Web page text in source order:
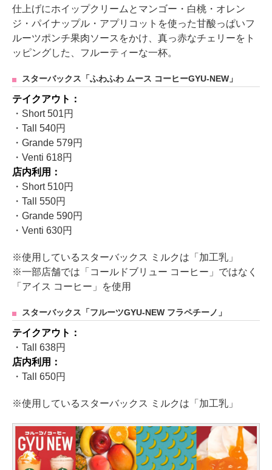
仕上げにホイップクリームとマンゴー・白桃・オレン
ジ・パイナップル・アプリコットを使った甘酸っぱいフ
ルーツポンチ果肉ソースをかけ、真っ赤なチェリーをト
ッピングした、フルーティーな一杯。
スターバックス「ふわふわ ムース コーヒーGYU-NEW」
テイクアウト：
・Short 501円
・Tall 540円
・Grande 579円
・Venti 618円
店内利用：
・Short 510円
・Tall 550円
・Grande 590円
・Venti 630円
※使用しているスターバックス ミルクは「加工乳」
※一部店舗では「コールドブリュー コーヒー」ではなく
「アイス コーヒー」を使用
スターバックス「フルーツGYU-NEW フラペチーノ」
テイクアウト：
・Tall 638円
店内利用：
・Tall 650円
※使用しているスターバックス ミルクは「加工乳」